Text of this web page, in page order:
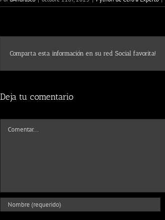
Comparta esta información en su red Social favorita!
Deja tu comentario